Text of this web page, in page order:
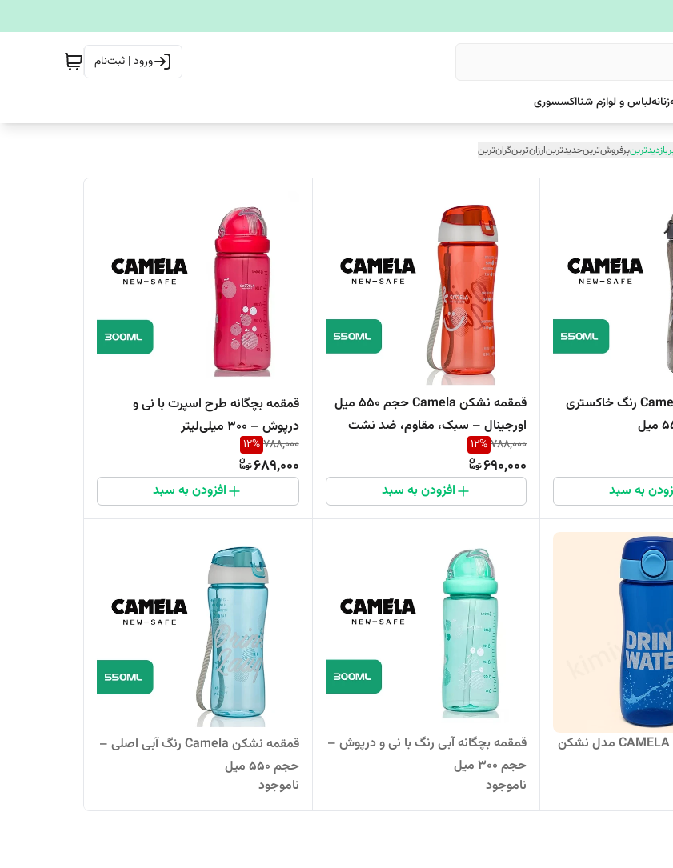
ورود | ثبت‌نام
زنانهلباس و لوازم شنااکسسوری
پرفروش‌ترینجدیدترینارزان‌ترینگران‌ترین
قمقمه نشکن Camela رنگ خاکستری
به سبد
قمقمه نشکن Camela حجم 550 میل
اورجینال – سبک، مقاوم، ضد نشت
788,000
12%
690,000
افزودن به سبد
قمقمه بچگانه طرح اسپرت با نی و
درپوش – ۳۰۰ میلی‌لیتر
788,000
12%
689,000
افزودن به سبد
بطری آب ورزشی CAMELA مدل نشکن
قمقمه بچگانه آبی رنگ با نی و درپوش –
حجم ۳۰۰ میل
ناموجود
قمقمه نشکن Camela رنگ آبی اصلی –
حجم ۵۵۰ میل
ناموجود